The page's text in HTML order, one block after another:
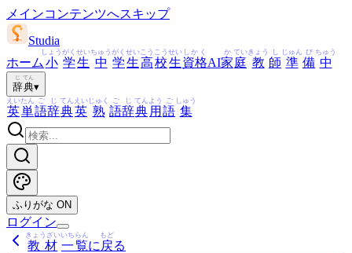
メインコンテンツへスキップ
Studia
ホーム 小
しょう
学
がく
生
せい
中
ちゅう
学
がく
生
せい
高
こう
校
こう
生
せい
資格
しかく
AI家
か
庭
てい
教
きょう
師
し
準
じゅん
備
び
中
ちゅう
辞
じ
典
てん
▾
英
えい
単
たん
語
ご
辞
じ
典
てん
英
えい
熟
じゅく
語
ご
辞
じ
典
てん
用
よう
語
ご
集
しゅう
ふりがな ON
ログイン
教材
きょうざい
一覧
いちらん
に 戻
もど
る